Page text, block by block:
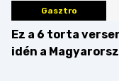
Gasztro
Ez a 6 torta
idén a